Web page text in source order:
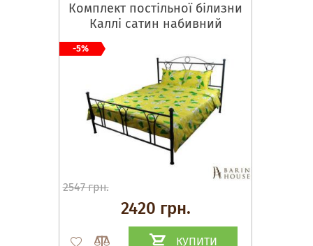
Комплект постільної білизни
Каллі сатин набивний
2547 грн.
2420 грн.
КУПИТИ
-5%